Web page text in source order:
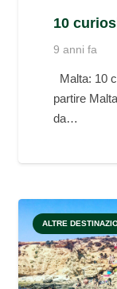
10
9 anni fa
Malta: 10
partire
da…
ALTRE